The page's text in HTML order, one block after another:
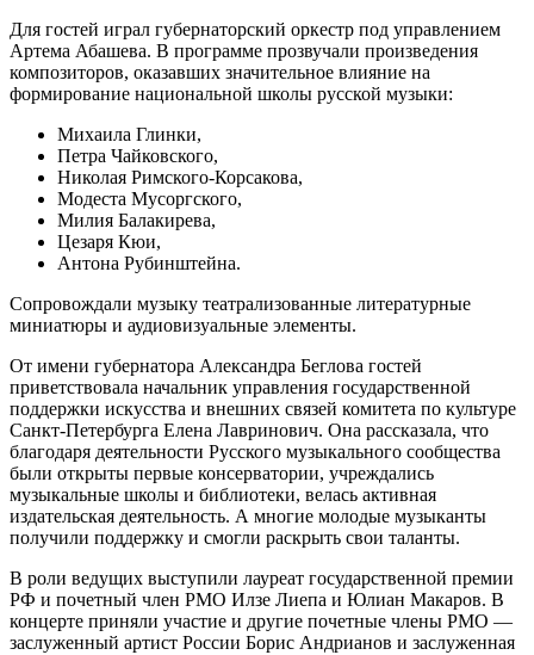
Для гостей играл губернаторский оркестр под управлением
Артема Абашева. В программе прозвучали произведения
композиторов, оказавших значительное влияние на
формирование национальной школы русской музыки:
Михаила Глинки,
Петра Чайковского,
Николая Римского-Корсакова,
Модеста Мусоргского,
Милия Балакирева,
Цезаря Кюи,
Антона Рубинштейна.
Сопровождали музыку театрализованные литературные
миниатюры и аудиовизуальные элементы.
От имени губернатора Александра Беглова гостей
приветствовала начальник управления государственной
поддержки искусства и внешних связей комитета по культуре
Санкт-Петербурга Елена Лавринович. Она рассказала, что
благодаря деятельности Русского музыкального сообщества
были открыты первые консерватории, учреждались
музыкальные школы и библиотеки, велась активная
издательская деятельность. А многие молодые музыканты
получили поддержку и смогли раскрыть свои таланты.
В роли ведущих выступили лауреат государственной премии
РФ и почетный член РМО Илзе Лиепа и Юлиан Макаров. В
концерте приняли участие и другие почетные члены РМО —
заслуженный артист России Борис Андрианов и заслуженная